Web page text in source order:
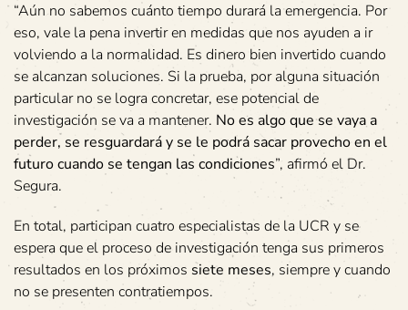
“Aún no sabemos cuánto tiempo durará la emergencia. Por
eso, vale la pena invertir en medidas que nos ayuden a ir
volviendo a la normalidad. Es dinero bien invertido cuando
se alcanzan soluciones. Si la prueba, por alguna situación
particular no se logra concretar, ese potencial de
investigación se va a mantener. No es algo que se vaya a
perder, se resguardará y se le podrá sacar provecho en el
futuro cuando se tengan las condiciones”, afirmó el Dr.
Segura.
En total, participan cuatro especialistas de la UCR y se
espera que el proceso de investigación tenga sus primeros
resultados en los próximos siete meses, siempre y cuando
no se presenten contratiempos.